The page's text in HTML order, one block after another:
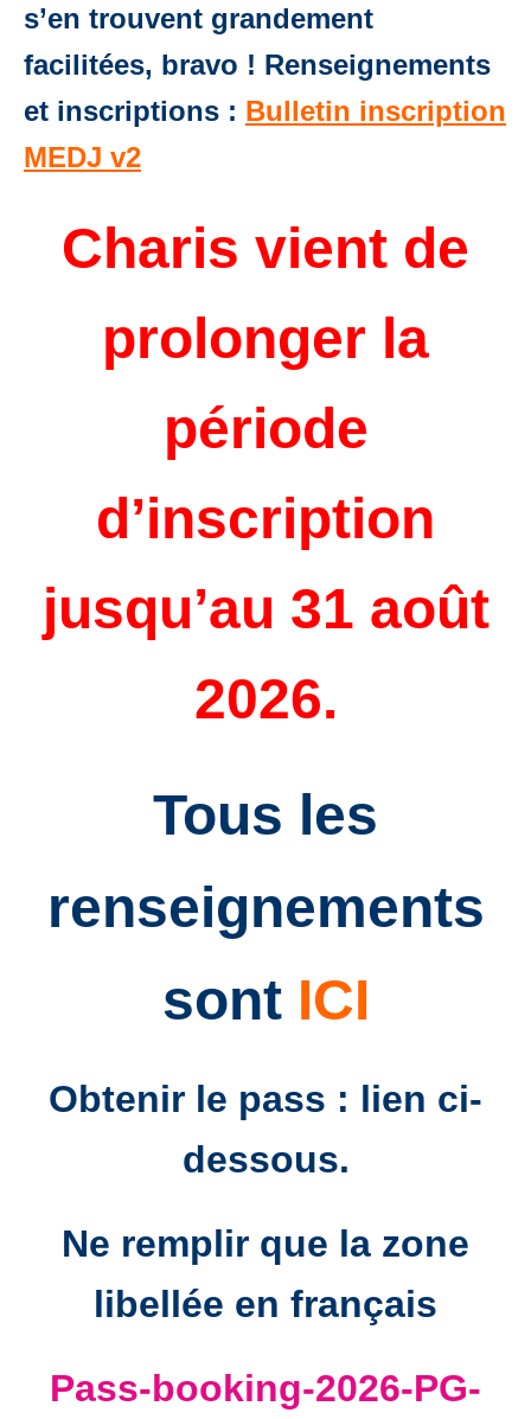
s’en trouvent grandement
facilitées, bravo ! Renseignements
et inscriptions : Bulletin inscription
MEDJ v2
Charis vient de
prolonger la
période
d’inscription
jusqu’au 31 août
2026.
Tous les
renseignements
sont ICI
Obtenir le pass : lien ci-
dessous.
Ne remplir que la zone
libellée en français
Pass-booking-2026-PG-